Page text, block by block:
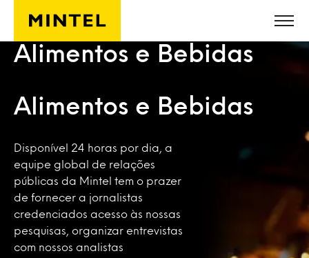
Skip to main content
Alimentos e Bebidas
Alimentos e Bebidas
Disponível 24 horas por dia, a
equipe global de relações
públicas da Mintel tem o prazer
de fornecer a jornalistas
credenciados acesso às nossas
pesquisas, organizar entrevistas
com nossos analistas